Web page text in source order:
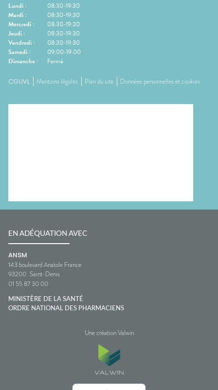
Lundi :
08:30-19:30
Mardi :
08:30-19:30
Mercredi :
08:30-19:30
Jeudi :
08:30-19:30
Vendredi :
08:30-19:30
Samedi :
09:00-19:00
Dimanche : Fermé
CGUVL Mentions légales Plan du site Données personnelles et cookies
EN ADÉQUATION AVEC
ANSM
143 boulevard Anatole France
93200 Saint-Denis
01 55 87 30 00
MINISTÈRE DE LA SANTÉ
ORDRE NATIONAL DES PHARMACIENS
Une création Valwin